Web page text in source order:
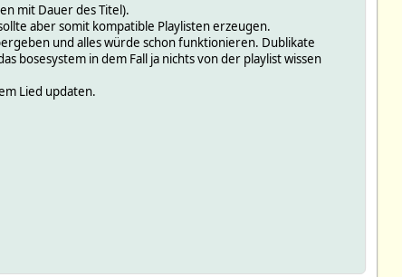
mit Dauer des Titel).
aber somit kompatible Playlisten erzeugen.
und alles würde schon funktionieren. Dublikate
bosesystem in dem Fall ja nichts von der playlist wissen
Lied updaten.